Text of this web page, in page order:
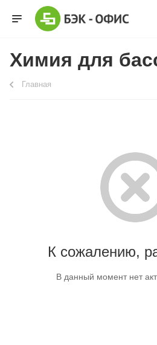
Химия для
Главная
К сожалению,
В данный момент нет